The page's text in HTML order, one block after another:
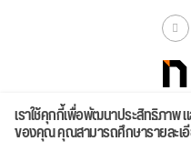
จัดสเปค ค้นหา บทความ รี
เราใช้คุกกี้เพื่อพัฒนาประสิทธิภาพ
ของคุณ คุณสามารถศึกษารายละเ